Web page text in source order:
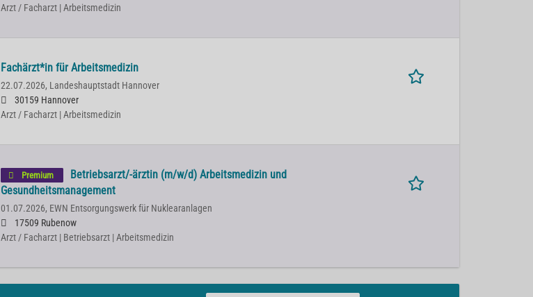
Arzt / Facharzt | Arbeitsmedizin
Fachärzt*in für Arbeitsmedizin
22.07.2026, Landeshauptstadt Hannover
30159 Hannover
Arzt / Facharzt | Arbeitsmedizin
Premium
Betriebsarzt/-ärztin (m/w/d) Arbeitsmedizin und
Gesundheitsmanagement
01.07.2026, EWN Entsorgungswerk für Nuklearanlagen
17509 Rubenow
Arzt / Facharzt | Betriebsarzt | Arbeitsmedizin